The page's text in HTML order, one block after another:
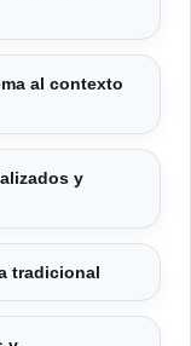
al contexto
y
tradicional